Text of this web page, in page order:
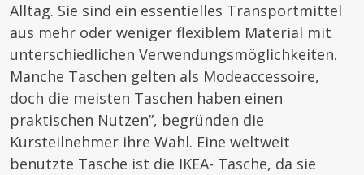
Alltag. Sie sind ein essentielles Transportmittel
aus mehr oder weniger flexiblem Material mit
unterschiedlichen Verwendungsmöglichkeiten.
Manche Taschen gelten als Modeaccessoire,
doch die meisten Taschen haben einen
praktischen Nutzen”, begründen die
Kursteilnehmer ihre Wahl. Eine weltweit
benutzte Tasche ist die IKEA- Tasche, da sie